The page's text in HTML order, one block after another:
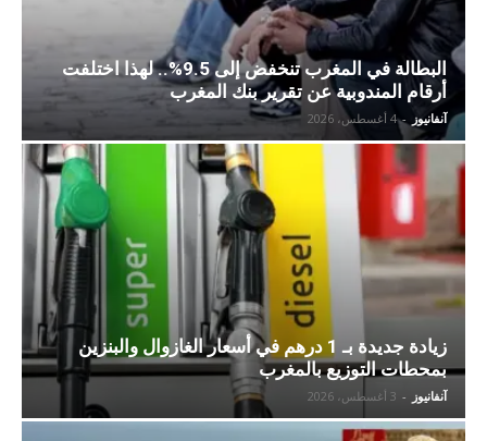
البطالة في المغرب تنخفض إلى 9.5%.. لهذا اختلفت
أرقام المندوبية عن تقرير بنك المغرب
آنفانيوز - 4 أغسطس، 2026
زيادة جديدة بـ 1 درهم في أسعار الغازوال والبنزين
بمحطات التوزيع بالمغرب
آنفانيوز - 3 أغسطس، 2026